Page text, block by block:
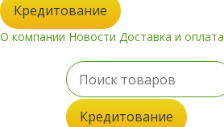
Кредитование
О компании Новости Доставка и оплата
Кредитование